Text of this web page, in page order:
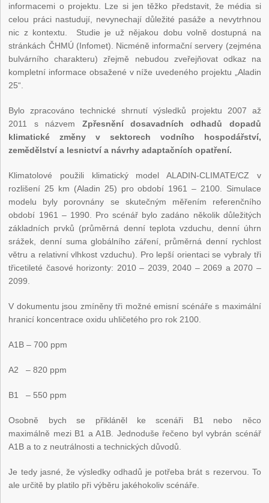
informacemi o projektu. Lze si jen těžko představit, že média si
celou práci nastudují, nevynechají důležité pasáže a nevytrhnou
nic z kontextu. Studie je už nějakou dobu volně dostupná na
stránkách ČHMÚ (Infomet). Nicméně informační servery (zejména
bulvárního charakteru) zřejmě nebudou zveřejňovat odkaz na
kompletní informace obsažené v níže uvedeného projektu „Aladin
25“.
Bylo zpracováno technické shrnutí výsledků projektu 2007 až
2011 s názvem Zpřesnění dosavadních odhadů dopadů
klimatické změny v sektorech vodního hospodářství,
zemědělství a lesnictví a návrhy adaptačních opatření.
Klimatolové použili klimatický model ALADIN-CLIMATE/CZ v
rozlišení 25 km (Aladin 25) pro období 1961 – 2100. Simulace
modelu byly porovnány se skutečným měřením referenčního
období 1961 – 1990. Pro scénář bylo zadáno několik důležitých
základních prvků (průměrná denní teplota vzduchu, denní úhrn
srážek, denní suma globálního záření, průměrná denní rychlost
větru a relativní vlhkost vzduchu). Pro lepší orientaci se vybraly tři
třicetileté časové horizonty: 2010 – 2039, 2040 – 2069 a 2070 –
2099.
V dokumentu jsou zmíněny tři možné emisní scénáře s maximální
hranicí koncentrace oxidu uhličetého pro rok 2100.
A1B – 700 ppm
A2 – 820 ppm
B1 – 550 ppm
Osobně bych se přikláněl ke scenáři B1 nebo něco
maximálně mezi B1 a A1B. Jednoduše řečeno byl vybrán scénář
A1B a to z neutrálnosti a technických důvodů.
Je tedy jasné, že výsledky odhadů je potřeba brát s rezervou. To
ale určitě by platilo při výběru jakéhokoliv scénáře.